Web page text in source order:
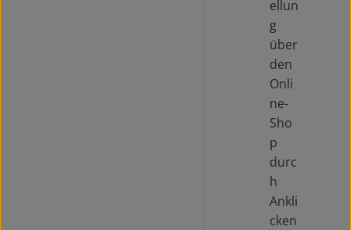
ellun
g
über
den
Onli
ne-
Sho
p
durc
h
Ankli
cken